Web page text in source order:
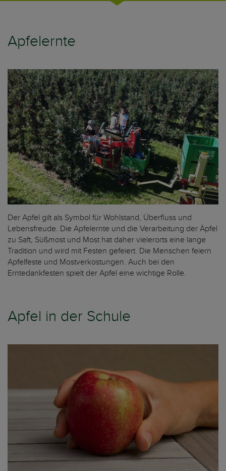
Apfelernte
Der Apfel gilt als Symbol für Wohlstand, Überfluss und
Lebensfreude. Die Apfelernte und die Verarbeitung der Äpfel
zu Saft, Süßmost und Most hat daher vielerorts eine lange
Tradition und wird mit Festen gefeiert. Die Menschen feiern
Apfelfeste und Mostverkostungen. Auch bei den
Erntedankfesten spielt der Apfel eine wichtige Rolle.
Apfel in der Schule